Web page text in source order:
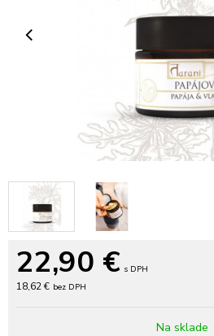
22,90 € s DPH
18,62 € bez DPH
Na sklade